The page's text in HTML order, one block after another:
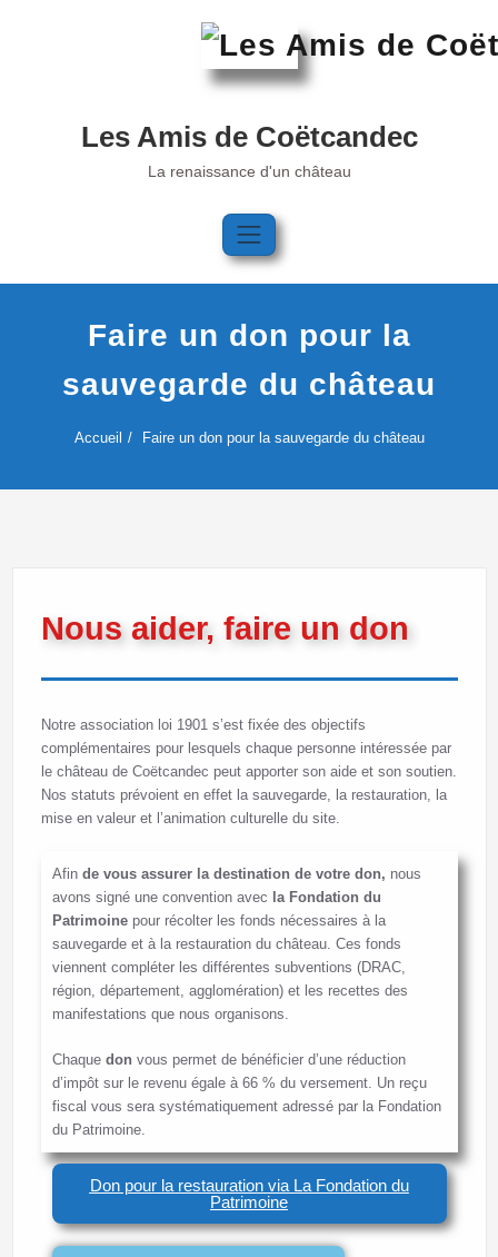
Les Amis de Coëtcandec
La renaissance d'un château
Faire un don pour la
sauvegarde du château
Accueil Faire un don pour la sauvegarde du château
Nous aider, faire un don
Notre association loi 1901 s’est fixée des objectifs
complémentaires pour lesquels chaque personne intéressée par
le château de Coëtcandec peut apporter son aide et son soutien.
Nos statuts prévoient en effet la sauvegarde, la restauration, la
mise en valeur et l’animation culturelle du site.
Afinde vous assurer la destination de votre don, nous
avons signé une convention avec la Fondation du
Patrimoinepour récolter les fonds nécessaires à la
sauvegarde et à la restauration du château. Ces fonds
viennent compléter les différentes subventions (DRAC,
région, département, agglomération) et les recettes des
manifestations que nous organisons.
Chaque don vous permet de bénéficier d’une réduction
d’impôt sur le revenu égale à 66 % du versement. Un reçu
fiscal vous sera systématiquement adressé par la Fondation
du Patrimoine.
Don pour la restauration via La Fondation du
Patrimoine